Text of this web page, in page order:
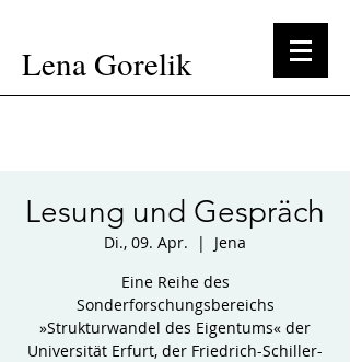
Lena Gorelik
Lesung und Gespräch
Di., 09. Apr.
  |
Jena
Eine Reihe des
Sonderforschungsbereichs
»Strukturwandel des Eigentums« der
Universität Erfurt, der Friedrich-Schiller-